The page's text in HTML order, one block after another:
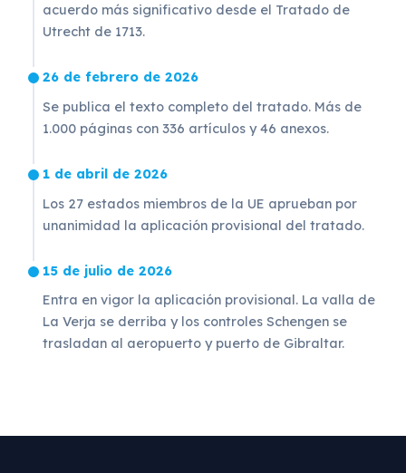
acuerdo más significativo desde el Tratado de
Utrecht de 1713.
26 de febrero de 2026
Se publica el texto completo del tratado. Más de
1.000 páginas con 336 artículos y 46 anexos.
1 de abril de 2026
Los 27 estados miembros de la UE aprueban por
unanimidad la aplicación provisional del tratado.
15 de julio de 2026
Entra en vigor la aplicación provisional. La valla de
La Verja se derriba y los controles Schengen se
trasladan al aeropuerto y puerto de Gibraltar.